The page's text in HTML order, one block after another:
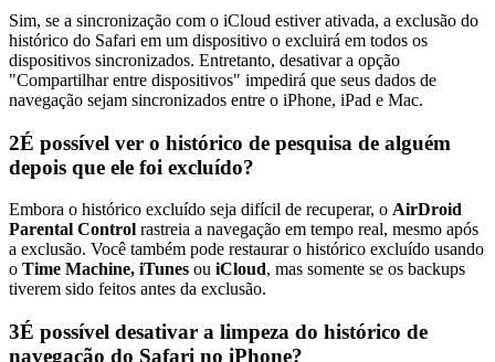
Sim, se a sincronização com o iCloud estiver ativada, a exclusão do
histórico do Safari em um dispositivo o excluirá em todos os
dispositivos sincronizados. Entretanto, desativar a opção
"Compartilhar entre dispositivos" impedirá que seus dados de
navegação sejam sincronizados entre o iPhone, iPad e Mac.
2É possível ver o histórico de pesquisa de alguém
depois que ele foi excluído?
Embora o histórico excluído seja difícil de recuperar, o AirDroid
Parental Control rastreia a navegação em tempo real, mesmo após
a exclusão. Você também pode restaurar o histórico excluído usando
o Time Machine, iTunes ou iCloud, mas somente se os backups
tiverem sido feitos antes da exclusão.
3É possível desativar a limpeza do histórico de
navegação do Safari no iPhone?